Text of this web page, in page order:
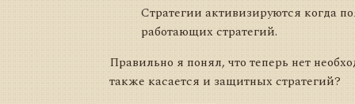
Стратегии активизируются когда
работающих стратегий.
Правильно я понял, что теперь нет
также касается и защитных стратегий?